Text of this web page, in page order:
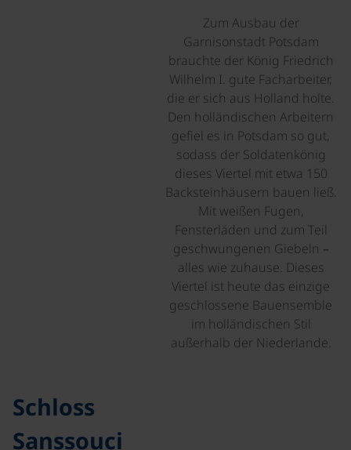
Zum Ausbau der
Garnisonstadt Potsdam
brauchte der König Friedrich
Wilhelm I. gute Facharbeiter,
die er sich aus Holland holte.
Den holländischen Arbeitern
gefiel es in Potsdam so gut,
sodass der Soldatenkönig
dieses Viertel mit etwa 150
Backsteinhäusern bauen ließ.
Mit weißen Fugen,
Fensterläden und zum Teil
geschwungenen Giebeln –
alles wie zuhause. Dieses
Viertel ist heute das einzige
geschlossene Bauensemble
im holländischen Stil
außerhalb der Niederlande.
Schloss
Sanssouci